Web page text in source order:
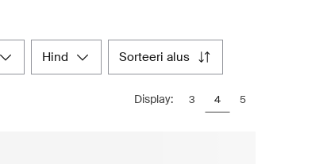
hind sorteeri alus
Display: 3 4 5